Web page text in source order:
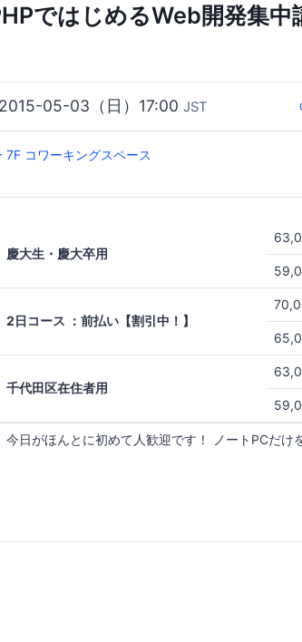
ではじめるWeb開発集中
05-03（日）17:00 JST
コワーキングスペース
慶大生・慶大卒用
2日コース ：前払い【割引中！】
千代田区在住者用
今日がほんとに初めて人歓迎です！ ノートPCだけ